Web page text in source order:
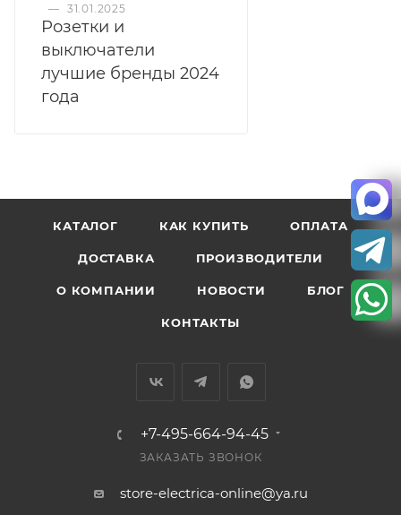
— 31.01.2025
Розетки и
выключатели
лучшие бренды 2024
года
КАТАЛОГ КАК КУПИТЬ ОПЛАТА
ДОСТАВКА ПРОИЗВОДИТЕЛИ
О КОМПАНИИ НОВОСТИ БЛОГ
КОНТАКТЫ
+7-495-664-94-45
ЗАКАЗАТЬ ЗВОНОК
store-electrica-online@ya.ru